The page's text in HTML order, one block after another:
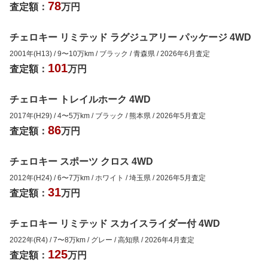
査定額： 78万円
チェロキー リミテッド ラグジュアリー パッケージ 4WD
2001年(H13) /9〜10万km / ブラック /青森県 /2026年6月査定
査定額： 101万円
チェロキー トレイルホーク 4WD
2017年(H29) /4〜5万km / ブラック /熊本県 /2026年5月査定
査定額： 86万円
チェロキー スポーツ クロス 4WD
2012年(H24) /6〜7万km / ホワイト /埼玉県 /2026年5月査定
査定額： 31万円
チェロキー リミテッド スカイスライダー付 4WD
2022年(R4) /7〜8万km / グレー /高知県 /2026年4月査定
査定額： 125万円